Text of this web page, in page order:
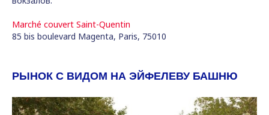
Marché couvert Saint-Quentin
85 bis boulevard Magenta, Paris, 75010
РЫНОК С ВИДОМ НА ЭЙФЕЛЕВУ БАШНЮ